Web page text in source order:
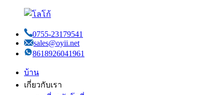
0755-23179541
sales@oyii.net
8618926041961
บ้าน
เกี่ยวกับเรา